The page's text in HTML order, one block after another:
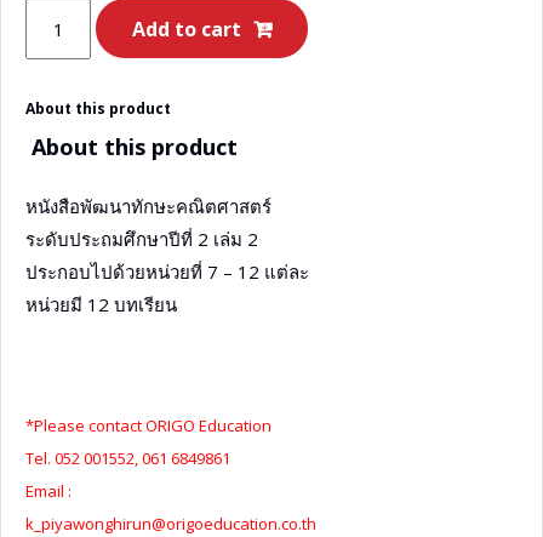
Grade
2
Book
B
Student
Journal
Add to cart
About this product
About this product
หนังสือพัฒนาทักษะคณิตศาสตร์
ระดับประถมศึกษาปีที่ 2 เล่ม 2
ประกอบไปด้วยหน่วยที่ 7 – 12 แต่ละ
หน่วยมี 12 บทเรียน
*Please contact ORIGO Education
Tel. 052 001552, 061 6849861
Email :
k_piyawonghirun@origoeducation.co.th